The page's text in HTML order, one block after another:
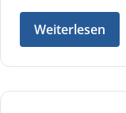
Weiterlesen